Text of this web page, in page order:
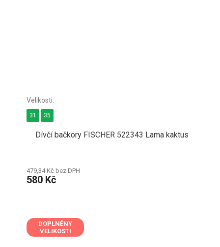
Dívčí bačkory FISCHER 522343 Lama kaktus
479,34 Kč bez DPH
580 Kč
31 35
DOPLNĚNY
VELIKOSTI